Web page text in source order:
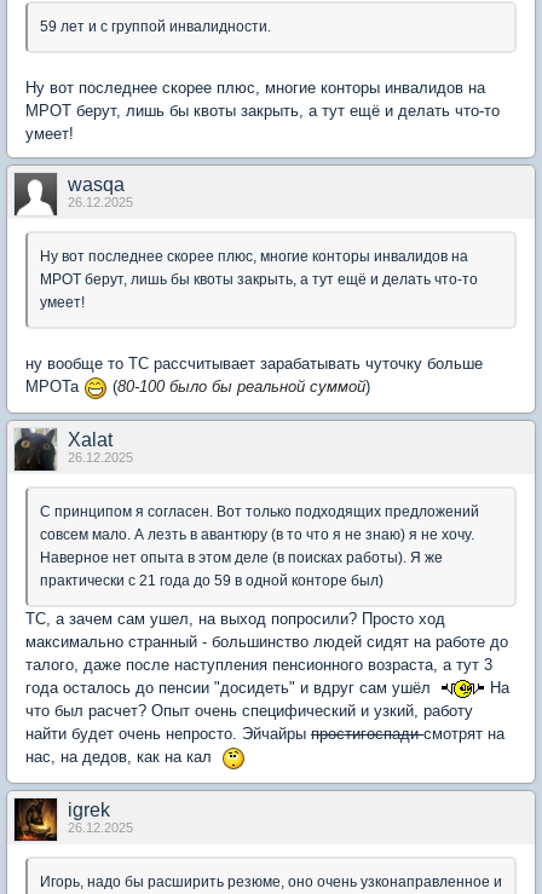
59 лет и с группой инвалидности.
Ну вот последнее скорее плюс, многие конторы инвалидов на
МРОТ берут, лишь бы квоты закрыть, а тут ещё и делать что-то
умеет!
wasqa
26.12.2025
Ну вот последнее скорее плюс, многие конторы инвалидов на
МРОТ берут, лишь бы квоты закрыть, а тут ещё и делать что-то
умеет!
ну вообще то ТС рассчитывает зарабатывать чуточку больше
МРОТа
(80-100 было бы реальной суммой)
Xalat
26.12.2025
С принципом я согласен. Вот только подходящих предложений
совсем мало. А лезть в авантюру (в то что я не знаю) я не хочу.
Наверное нет опыта в этом деле (в поисках работы). Я же
практически с 21 года до 59 в одной конторе был)
ТС, а зачем сам ушел, на выход попросили? Просто ход
максимально странный - большинство людей сидят на работе до
талого, даже после наступления пенсионного возраста, а тут 3
года осталось до пенсии "досидеть" и вдруг сам ушёл
На
что был расчет? Опыт очень специфический и узкий, работу
найти будет очень непросто. Эйчайры простигоспадисмотрят на
нас, на дедов, как на кал
igrek
26.12.2025
Игорь, надо бы расширить резюме, оно очень узконаправленное и